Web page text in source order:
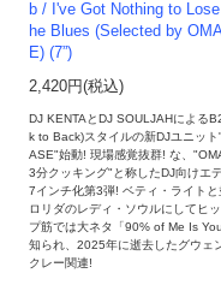
b / I've Got Nothing to
he Blues (Selected by
E) (7”)
2,420円(税込)
DJ KENTAとDJ SOULJAHによる
k to Back)スタイルの新DJユニット
ASE"始動! 現場感覚抜群! な、
3分クッキング"と称したDJ向けエ
7インチ化第3弾! ベティ・ライトと
ロリダのレディ・ソウルにしてヒ
プ筋では大ネタ「90% of Me Is
知られ、2025年に逝去したグウェ
クレー関連!